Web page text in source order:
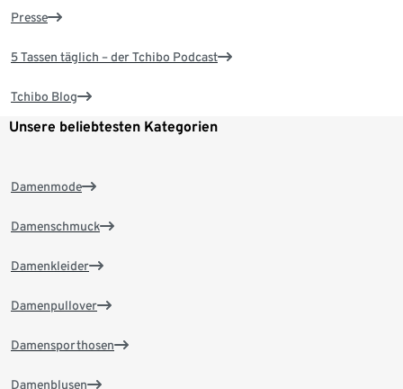
Presse
5 Tassen täglich – der Tchibo Podcast
Tchibo Blog
Unsere beliebtesten Kategorien
Damenmode
Damenschmuck
Damenkleider
Damenpullover
Damensporthosen
Damenblusen